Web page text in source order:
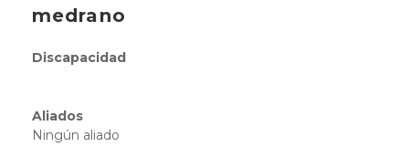
medrano
Discapacidad
Aliados
Ningún aliado